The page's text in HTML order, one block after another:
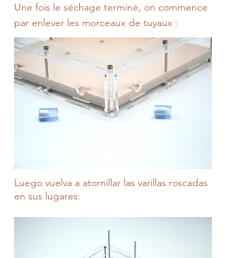
Une fois le séchage terminé, on commence
par enlever les morceaux de tuyaux :
Luego vuelva a atornillar las varillas roscadas
en sus lugares: